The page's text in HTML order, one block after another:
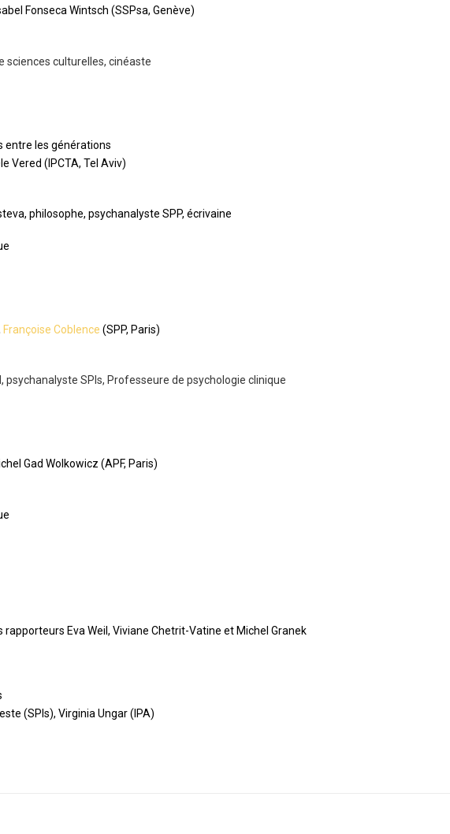
Fonseca Wintsch (SSPsa, Genève)
sciences culturelles, cinéaste
entre les générations
Vered (IPCTA, Tel Aviv)
philosophe, psychanalyste SPP, écrivaine
Françoise Coblence (SPP, Paris)
psychanalyste SPIs, Professeure de psychologie clinique
Gad Wolkowicz (APF, Paris)
rapporteurs Eva Weil, Viviane Chetrit-Vatine et Michel Granek
(SPIs), Virginia Ungar (IPA)